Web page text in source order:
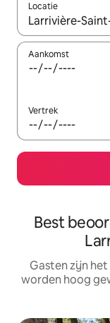
Locatie
Wanneer er
Aankomst
Vertrek
Best
Gasten zijn
worden hoog